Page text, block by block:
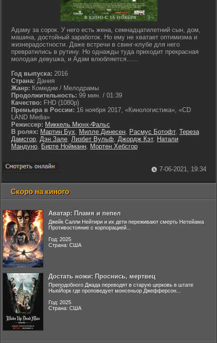
Адаму за сорок. У него есть жена, семнадцатилетний сын, дом,
машина, достойный заработок. Но ему не хватает оптимизма и
жизнерадостности. Даже встречи в свинг-клубе для него
превратились в рутину. Но однажды туда приходит прекрасная
молодая девушка, и Адам влюбляется......
Год выпуска: 2016
Страна: Дания
Жанр: Комедии / Мелодрамы
Продолжительность: 99 мин. / 01:39
Качество: FHD (1080p)
Премьера в России: 16 ноября 2017, «Кинологистика», «CD
LAND Media»
Режиссер: Миккель Мюнх-Фальс
В ролях: Мартин Бух, Милле Динесен, Расмус Ботофт, Тереза
Дамсгор, Дэн Зале, Лизбет Вульф, Джордж Кэт, Натали
Мандуно, Бирте Нойманн, Мортен Хебсгор
7-06-2021, 19:34
Скоро на киного
Аватар: Пламя и пепел
Джейк Салли Нейтири и их дети переживают смерть Нетейама
Противостояние с корпорацией...
Год: 2025
Страна: США
Достать ножи: Проснись, мертвец
Преподобного Джада переводят в старую церковь в штате
НьюЙорк где проповедует монсеньор Джефферсон...
Год: 2025
Страна: США